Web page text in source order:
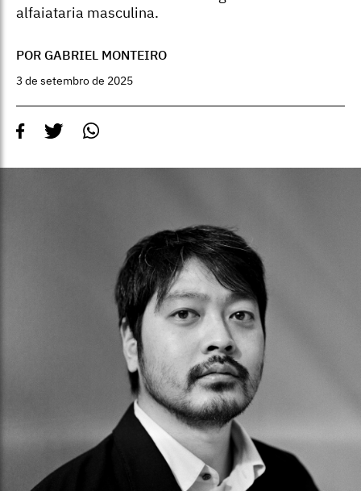
alfaiataria masculina.
POR GABRIEL MONTEIRO
3 de setembro de 2025